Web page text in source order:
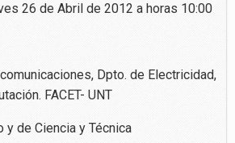
26 de Abril de 2012 a horas 10:00
Dpto. de Electricidad,
FACET- UNT
y de Ciencia y Técnica